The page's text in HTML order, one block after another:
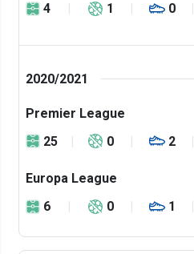
4
1 0
2020/2021
Premier League
25
0 2
Europa League
6
0 1